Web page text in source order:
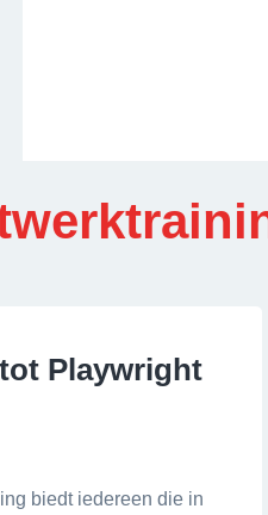
Playwright
biedt iedereen die in